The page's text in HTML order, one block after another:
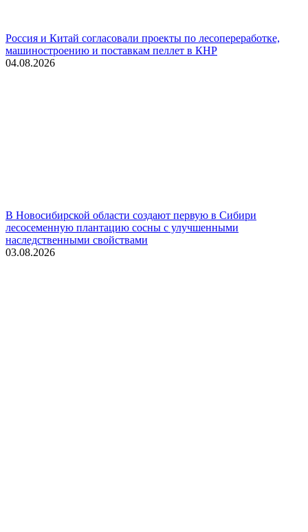
Россия и Китай согласовали проекты по лесопереработке,
машиностроению и поставкам пеллет в КНР
04.08.2026
В Новосибирской области создают первую в Сибири
лесосеменную плантацию сосны с улучшенными
наследственными свойствами
03.08.2026